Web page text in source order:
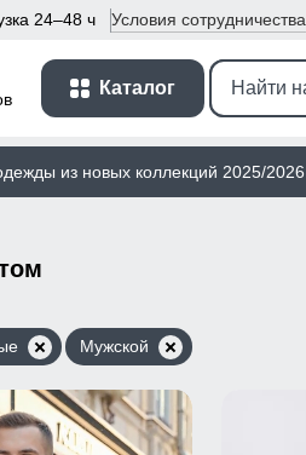
24–48 ч Условия сотрудничества
Каталог
из новых коллекций 2025/2026
Мужской